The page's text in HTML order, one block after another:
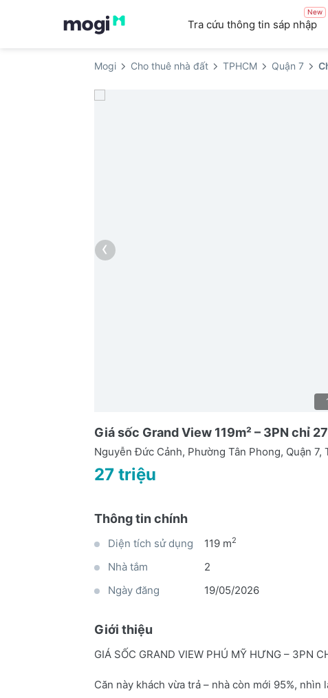
Tra cứu thông tin sáp nhập
New
Mogi Cho thuê nhà đất TPHCM Quận 7
‹
Giá sốc Grand View 119m² – 3PN chỉ
Nguyễn Đức Cảnh, Phường Tân Phong, Quận 7,
27 triệu
Thông tin chính
Diện tích sử dụng 119 m2
Nhà tắm
2
Ngày đăng
19/05/2026
Giới thiệu
GIÁ SỐC GRAND VIEW PHÚ MỸ HƯNG – 3PN
Căn này khách vừa trả – nhà còn mới 95%, nhìn